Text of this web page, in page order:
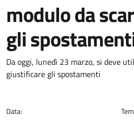
modulo da
gli
Dettagli del
Da oggi, lunedì 23 marzo, si deve
giustificare gli spostamenti
Data: